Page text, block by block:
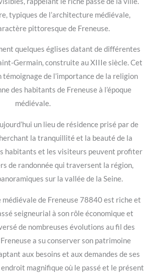
typiques de l’architecture médiévale,
pittoresque de Freneuse.
quelques églises datant de différentes
Germain, construite au XIIIe siècle. Cet
de l’importance de la religion
des habitants de Freneuse à l’époque
médiévale.
un lieu de résidence prisé par de
la tranquillité et la beauté de la
habitants et les visiteurs peuvent profiter
de randonnée qui traversent la région,
sur la vallée de la Seine.
médiévale de Freneuse 78840 est riche et
seigneurial à son rôle économique et
de nombreuses évolutions au fil des
a su conserver son patrimoine
aux besoins et aux demandes de ses
magnifique où le passé et le présent